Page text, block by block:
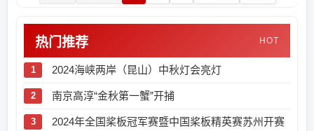
热门推荐 HOT
2024海峡两岸（昆山）中秋灯会亮灯
南京高淳“金秋第一蟹”开捕
2024年全国桨板冠军赛暨中国桨板精英赛苏州开赛